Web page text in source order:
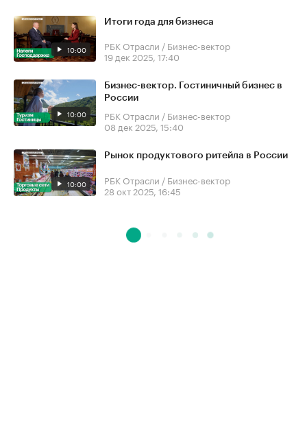
10:00
Итоги года для бизнеса
РБК Отрасли / Бизнес-вектор
19 дек 2025, 17:40
10:00
Бизнес-вектор. Гостиничный бизнес в
России
РБК Отрасли / Бизнес-вектор
08 дек 2025, 15:40
10:00
Рынок продуктового ритейла в России
РБК Отрасли / Бизнес-вектор
28 окт 2025, 16:45